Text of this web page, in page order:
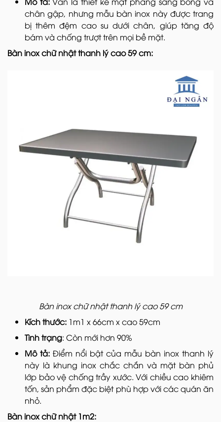
chân gập, nhưng mẫu bàn inox này được trang
bị thêm đệm cao su dưới chân, giúp tăng độ
bám và chống trượt trên mọi bề mặt.
Bàn inox chữ nhật thanh lý cao 59 cm:
Bàn inox chữ nhật thanh lý cao 59 cm
Kích thước: 1m1 x 66cm x cao 59cm
Tình trạng: Còn mới hơn 90%
Mô tả: Điểm nổi bật của mẫu bàn inox thanh lý
này là khung inox chắc chắn và mặt bàn phủ
lớp bảo vệ chống trầy xước. Với chiều cao khiêm
tốn, sản phẩm đặc biệt phù hợp với các quán ăn
nhỏ.
Bàn inox chữ nhật 1m2: